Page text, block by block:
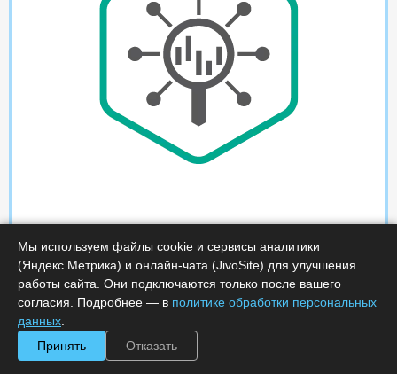
Мы используем файлы cookie и сервисы аналитики
(Яндекс.Метрика) и онлайн-чата (JivoSite) для улучшения
работы сайта. Они подключаются только после вашего
согласия. Подробнее — в политике обработки персональных
данных
Принять
Отказать